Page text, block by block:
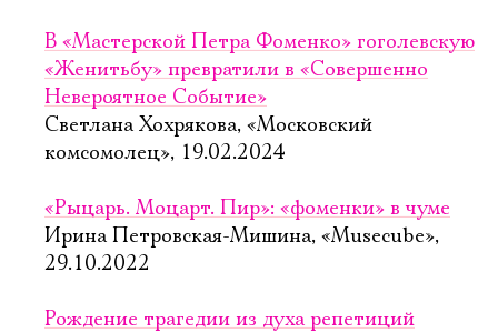
В «Мастерской Петра Фоменко» гоголевскую
«Женитьбу» превратили в «Совершенно
Невероятное Событие»
Светлана Хохрякова, «Московский
комсомолец», 19.02.2024
«Рыцарь. Моцарт. Пир»: «фоменки» в чуме
Ирина Петровская-Мишина, «Musecube»,
29.10.2022
Рождение трагедии из духа репетиций